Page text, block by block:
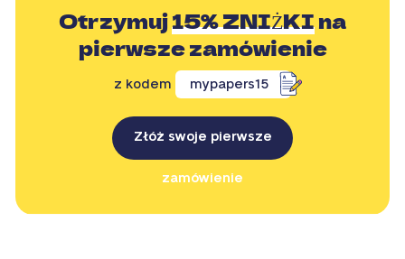
Otrzymuj15% ZNIŻKIna
pierwsze zamówienie
z kodem mypapers15
Złóż swoje pierwsze
zamówienie